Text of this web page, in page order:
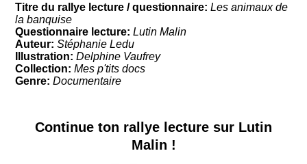
Titre du rallye lecture / questionnaire:Les animaux de
la banquise
Questionnaire lecture:Lutin Malin
Auteur:Stéphanie Ledu
Illustration:Delphine Vaufrey
Collection:Mes p'tits docs
Genre:Documentaire
Continue ton rallye lecture sur Lutin
Malin !